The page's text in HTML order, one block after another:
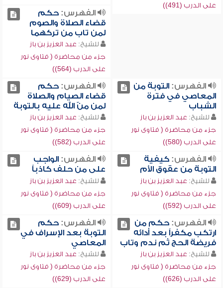
على الدرب (491))
الفهرس:حكم
قضاء الصلاة والصوم
لمن تاب من تركهما
للشيخ: عبد العزيز بن باز
جزء من محاضرة ( فتاوى نور
على الدرب (564))
الفهرس:التوبة من
المعاصي في فترة
الشباب
للشيخ: عبد العزيز بن باز
جزء من محاضرة ( فتاوى نور
على الدرب (580))
الفهرس:حكم
قضاء الصيام والصلاة
لمن منّ الله عليه بالتوبة
للشيخ: عبد العزيز بن باز
جزء من محاضرة ( فتاوى نور
على الدرب (582))
الفهرس:كيفية
التوبة من عقوق الأم
للشيخ: عبد العزيز بن باز
جزء من محاضرة ( فتاوى نور
على الدرب (592))
الفهرس:الواجب
على من حلف كاذباً
للشيخ: عبد العزيز بن باز
جزء من محاضرة ( فتاوى نور
على الدرب (609))
الفهرس:حكم من
ارتكب مكفراً بعد أدائه
فريضة الحج ثم ندم وتاب
للشيخ: عبد العزيز بن باز
جزء من محاضرة ( فتاوى نور
على الدرب (626))
الفهرس:حكم
التوبة بعد الإسراف في
المعاصي
للشيخ: عبد العزيز بن باز
جزء من محاضرة ( فتاوى نور
على الدرب (629))